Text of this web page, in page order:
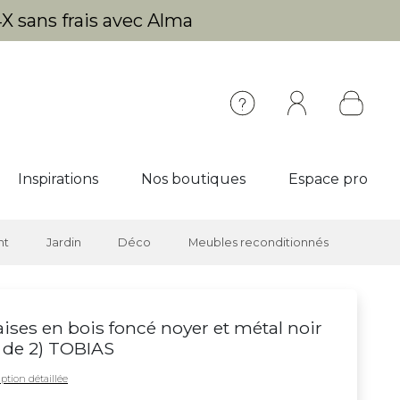
sans frais avec Alma
Inspirations Nos boutiques Espace pro
Jardin Déco Meubles reconditionnés
en bois foncé noyer et métal noir
2) TOBIAS
détaillée